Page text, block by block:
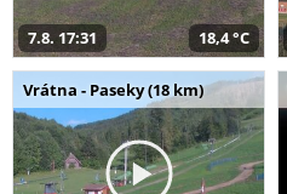
7.8. 17:31 18,4 °C
Vrátna - Paseky (18 km)